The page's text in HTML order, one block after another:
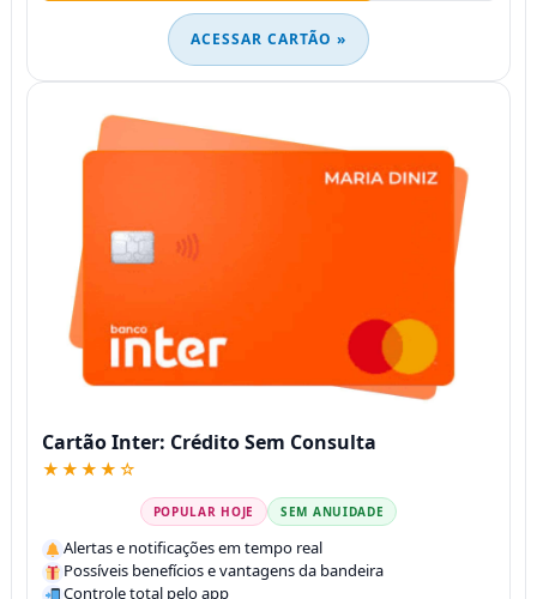
ACESSAR CARTÃO »
Cartão Inter: Crédito Sem Consulta
★★★★☆
POPULAR HOJE SEM ANUIDADE
Alertas e notificações em tempo real
Possíveis benefícios e vantagens da bandeira
Controle total pelo app